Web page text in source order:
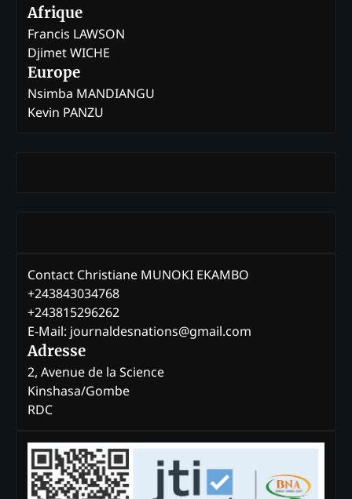
Afrique
Francis LAWSON
Djimet WICHE
Europe
Nsimba MANDIANGU
Kevin PANZU
Contact Christiane MUNOKI EKAMBO
+243843034768
+243815296262
E-Mail: journaldesnations@gmail.com
Adresse
2, Avenue de la Science
Kinshasa/Gombe
RDC